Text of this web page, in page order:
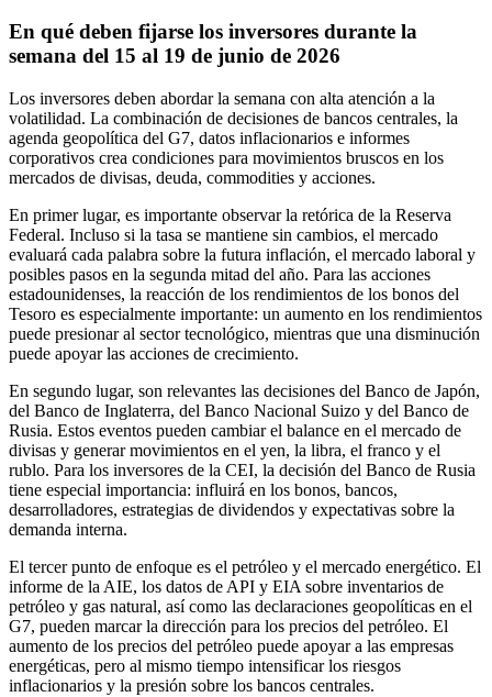
En qué deben fijarse los inversores durante la
semana del 15 al 19 de junio de 2026
Los inversores deben abordar la semana con alta atención a la
volatilidad. La combinación de decisiones de bancos centrales, la
agenda geopolítica del G7, datos inflacionarios e informes
corporativos crea condiciones para movimientos bruscos en los
mercados de divisas, deuda, commodities y acciones.
En primer lugar, es importante observar la retórica de la Reserva
Federal. Incluso si la tasa se mantiene sin cambios, el mercado
evaluará cada palabra sobre la futura inflación, el mercado laboral y
posibles pasos en la segunda mitad del año. Para las acciones
estadounidenses, la reacción de los rendimientos de los bonos del
Tesoro es especialmente importante: un aumento en los rendimientos
puede presionar al sector tecnológico, mientras que una disminución
puede apoyar las acciones de crecimiento.
En segundo lugar, son relevantes las decisiones del Banco de Japón,
del Banco de Inglaterra, del Banco Nacional Suizo y del Banco de
Rusia. Estos eventos pueden cambiar el balance en el mercado de
divisas y generar movimientos en el yen, la libra, el franco y el
rublo. Para los inversores de la CEI, la decisión del Banco de Rusia
tiene especial importancia: influirá en los bonos, bancos,
desarrolladores, estrategias de dividendos y expectativas sobre la
demanda interna.
El tercer punto de enfoque es el petróleo y el mercado energético. El
informe de la AIE, los datos de API y EIA sobre inventarios de
petróleo y gas natural, así como las declaraciones geopolíticas en el
G7, pueden marcar la dirección para los precios del petróleo. El
aumento de los precios del petróleo puede apoyar a las empresas
energéticas, pero al mismo tiempo intensificar los riesgos
inflacionarios y la presión sobre los bancos centrales.